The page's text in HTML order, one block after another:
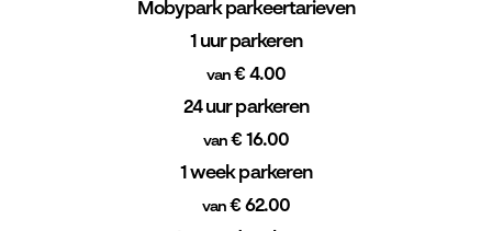
Mobypark parkeertarieven
1 uur parkeren
van € 4.00
24 uur parkeren
van € 16.00
1 week parkeren
van € 62.00